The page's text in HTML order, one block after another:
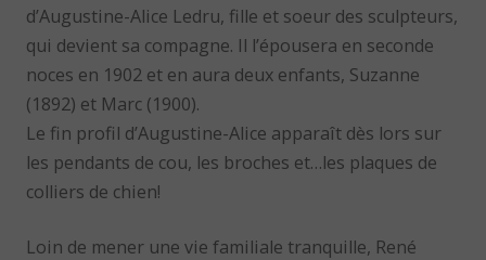
d’Augustine-Alice Ledru, fille et soeur des sculpteurs,
qui devient sa compagne. Il l’épousera en seconde
noces en 1902 et en aura deux enfants, Suzanne
(1892) et Marc (1900).
Le fin profil d’Augustine-Alice apparaît dès lors sur
les pendants de cou, les broches et…les plaques de
colliers de chien!
Loin de mener une vie familiale tranquille, René